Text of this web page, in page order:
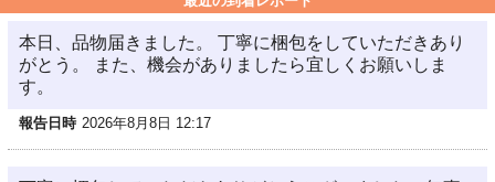
本日、品物届きました。 丁寧に梱包をしていただきあり
がとう。 また、機会がありましたら宜しくお願いしま
す。
報告日時 2026年8月8日 12:17